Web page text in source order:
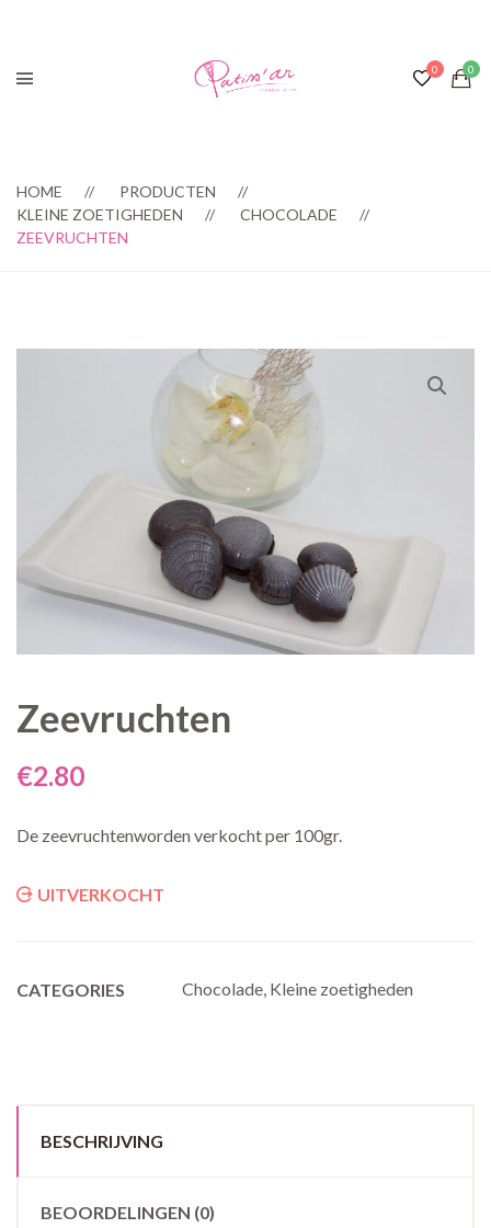
HOME
PRODUCTEN
KLEINE ZOETIGHEDEN
CHOCOLADE
ZEEVRUCHTEN
Zeevruchten
€2.80
De zeevruchtenworden verkocht per 100gr.
UITVERKOCHT
CATEGORIES Chocolade, Kleine zoetigheden
BESCHRIJVING
BEOORDELINGEN (0)